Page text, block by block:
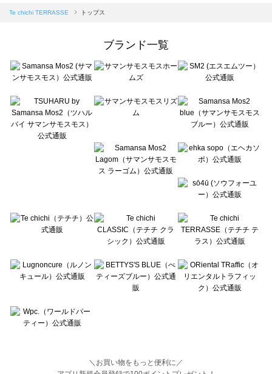
Samansa Mos2 blue（サマンサモスモス ブルー）のトップス一覧
sō4ū（ソウフォーユー）のトップス一覧
Te chichi（テチチ）のトップス一覧
Te chichi CLASSIC（テチチ クラシック）のトップス一覧
Lugnoncure（ルノンキュール）のトップス一覧
BETTY'S BLUE（べティーズブルー）のトップス一覧
Wpc.（ワールドパーティー）のトップス一覧
Te chichi TERRASSE トップス
ブランド一覧
＼お買い物をもっと便利に／